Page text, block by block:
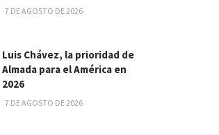
7 DE AGOSTO DE 2026
Luis Chávez, la prioridad de
Almada para el América en
2026
7 DE AGOSTO DE 2026